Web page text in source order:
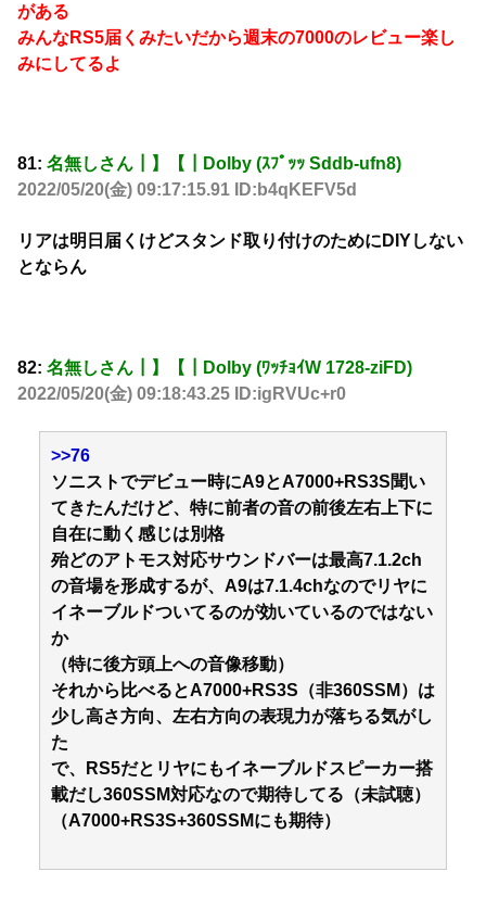
がある
みんなRS5届くみたいだから週末の7000のレビュー楽し
みにしてるよ
81: 名無しさん┃】【┃Dolby (ｽﾌﾟｯｯ Sddb-ufn8)
2022/05/20(金) 09:17:15.91 ID:b4qKEFV5d
リアは明日届くけどスタンド取り付けのためにDIYしない
とならん
82: 名無しさん┃】【┃Dolby (ﾜｯﾁｮｲW 1728-ziFD)
2022/05/20(金) 09:18:43.25 ID:igRVUc+r0
>>76
ソニストでデビュー時にA9とA7000+RS3S聞い
てきたんだけど、特に前者の音の前後左右上下に
自在に動く感じは別格
殆どのアトモス対応サウンドバーは最高7.1.2ch
の音場を形成するが、A9は7.1.4chなのでリヤに
イネーブルドついてるのが効いているのではない
か
（特に後方頭上への音像移動）
それから比べるとA7000+RS3S（非360SSM）は
少し高さ方向、左右方向の表現力が落ちる気がし
た
で、RS5だとリヤにもイネーブルドスピーカー搭
載だし360SSM対応なので期待してる（未試聴）
（A7000+RS3S+360SSMにも期待）